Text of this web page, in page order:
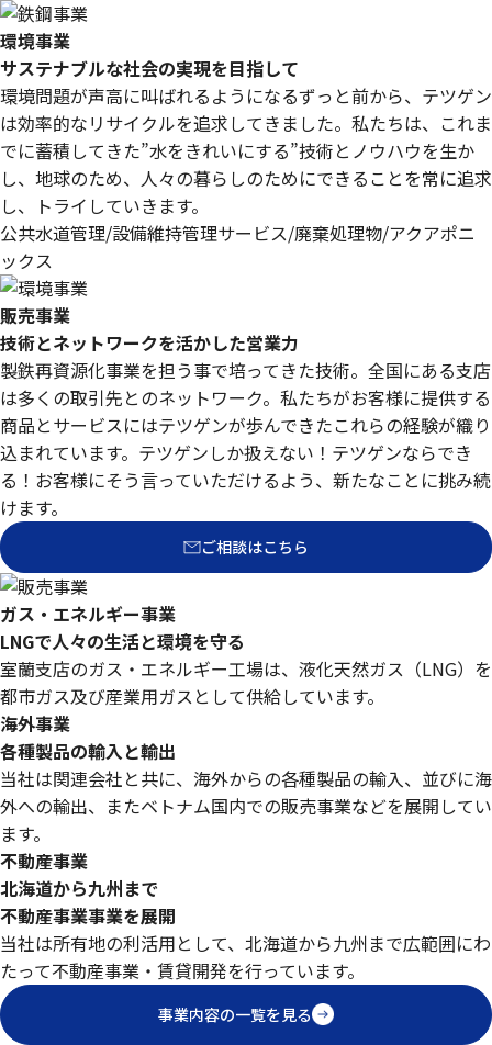
環境事業
サステナブルな社会の実現を目指して
環境問題が声高に叫ばれるようになるずっと前から、テツゲン
は効率的なリサイクルを追求してきました。 私たちは、これま
でに蓄積してきた”水をきれいにする”技術とノウハウを生か
し、地球のため、人々の暮らしのためにできることを常に追求
し、トライしていきます。
公共水道管理/設備維持管理サービス/廃棄処理物/アクアポニ
ックス
販売事業
技術とネットワークを活かした営業力
製鉄再資源化事業を担う事で培ってきた技術。 全国にある支店
は多くの取引先とのネットワーク。 私たちがお客様に提供する
商品とサービスにはテツゲンが歩んできたこれらの経験が織り
込まれています。 テツゲンしか扱えない！テツゲンならでき
る！ お客様にそう言っていただけるよう、新たなことに挑み続
けます。
ご相談はこちら
ガス・エネルギー事業
LNGで人々の生活と環境を守る
室蘭支店のガス・エネルギー工場は、液化天然ガス（LNG）を
都市ガス及び産業用ガスとして供給しています。
海外事業
各種製品の輸入と輸出
当社は関連会社と共に、海外からの各種製品の輸入、並びに海
外への輸出、またベトナム国内での販売事業などを展開してい
ます。
不動産事業
北海道から九州まで
不動産事業事業を展開
当社は所有地の利活用として、北海道から九州まで広範囲にわ
たって不動産事業・賃貸開発を行っています。
事業内容の一覧を見る